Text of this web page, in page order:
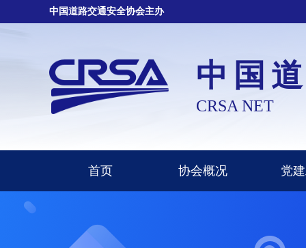
中国道路交通安全协会主办
中国
CRSA NET
首页 协会概况 党